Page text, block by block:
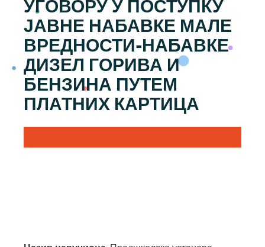
УГОВОРУ У ПОСТУПКУ
ЈАВНЕ НАБАВКЕ МАЛЕ
ВРЕДНОСТИ-НАБАВКЕ
ДИЗЕЛ ГОРИВА И
БЕНЗИНА ПУТЕМ
ПЛАТНИХ КАРТИЦА